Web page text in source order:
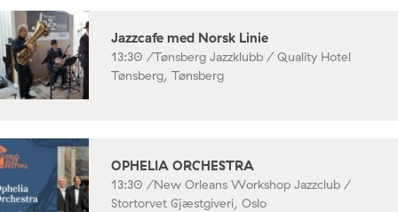
Jazzcafe med Norsk Linie
13:30 /Tønsberg Jazzklubb / Quality Hotel
Tønsberg, Tønsberg
OPHELIA ORCHESTRA
13:30 /New Orleans Workshop Jazzclub /
Stortorvet Gjæstgiveri, Oslo